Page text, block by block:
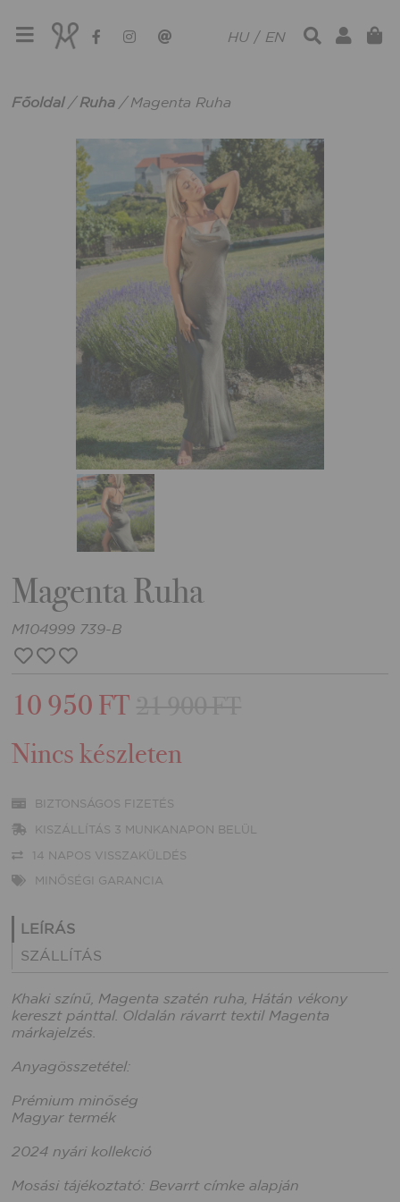
HU / EN
Főoldal/ Ruha / Magenta Ruha
Magenta Ruha
M104999 739-B
10 950 FT
Nincs készleten
BIZTONSÁGOS FIZETÉS
KISZÁLLÍTÁS 3 MUNKANAPON BELÜL
14 NAPOS VISSZAKÜLDÉS
MINŐSÉGI GARANCIA
LEÍRÁS
SZÁLLÍTÁS
Khaki színű, Magenta szatén ruha, Hátán vékony
kereszt pánttal. Oldalán rávarrt textil Magenta
márkajelzés.
Anyagösszetétel:
Prémium minőség
Magyar termék
2024 nyári kollekció
Mosási tájékoztató: Bevarrt címke alapján